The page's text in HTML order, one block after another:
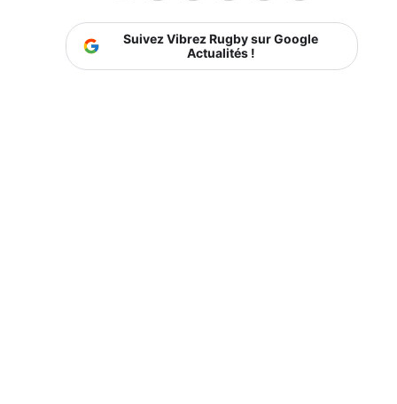
Suivez Vibrez Rugby sur Google
Actualités !